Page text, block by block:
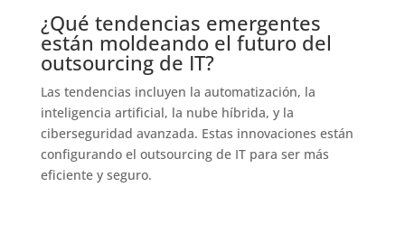
¿Qué tendencias emergentes
están moldeando el futuro del
outsourcing de IT?
Las tendencias incluyen la automatización, la
inteligencia artificial, la nube híbrida, y la
ciberseguridad avanzada. Estas innovaciones están
configurando el outsourcing de IT para ser más
eficiente y seguro.